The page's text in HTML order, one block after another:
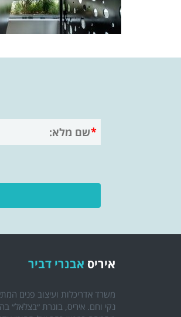
איריס אבנרי דביר
משרד אדריכלות ועיצוב פנים
נקי וחם. איריס, בוגרת ״בצלאל״